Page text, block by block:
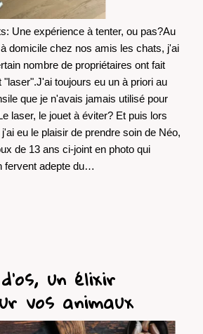
Une expérience à tenter, ou pas?Au
domicile chez nos amis les chats, j'ai
nombre de propriétaires ont fait
"laser".J'ai toujours eu un à priori au
que je n'avais jamais utilisé pour
laser, le jouet à éviter? Et puis lors
eu le plaisir de prendre soin de Néo,
de 13 ans ci-joint en photo qui
fervent adepte du…
un élixir
vos animaux